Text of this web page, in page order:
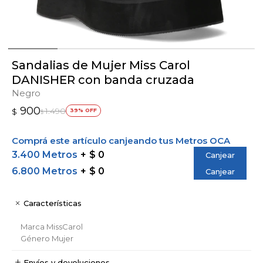
Sandalias de Mujer Miss Carol
DANISHER con banda cruzada
Negro
$ 900$ 1.490 39
Comprá este artículo canjeando tus Metros OCA
3.400 Metros
$ 0 Canjear
6.800 Metros $ 0 Canjear
Características
Marca MissCarol
Género Mujer